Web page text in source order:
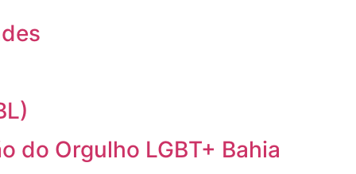
do Orgulho LGBT+ Bahia